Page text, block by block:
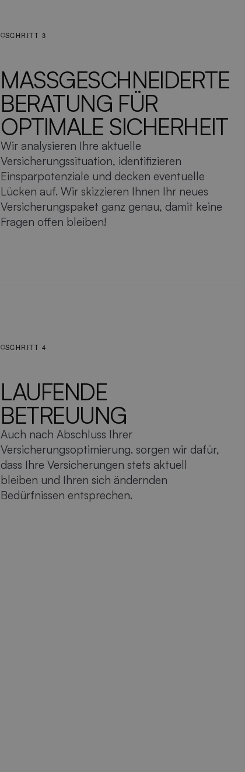
SCHRITT 3
MASSGESCHNEIDERTE B
ERATUNG FÜR O
PTIMALE SICHERHEIT
Wir analysieren Ihre aktuelle
Versicherungssituation, identifizieren
Einsparpotenziale und decken eventuelle
Lücken auf. Wir skizzieren Ihnen Ihr neues
Versicherungspaket ganz genau, damit keine
Fragen offen bleiben!
SCHRITT 4
LAUFENDE
BETREUUNG
Auch nach Abschluss Ihrer
Versicherungsoptimierung. sorgen wir dafür,
dass Ihre Versicherungen stets aktuell
bleiben und Ihren sich ändernden
Bedürfnissen entsprechen.